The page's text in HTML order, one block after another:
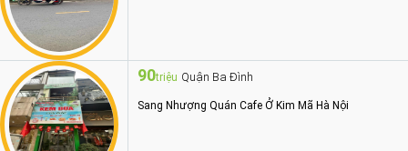
90triệu Quận Ba Đình
Sang Nhượng Quán Cafe Ở Kim Mã Hà Nội